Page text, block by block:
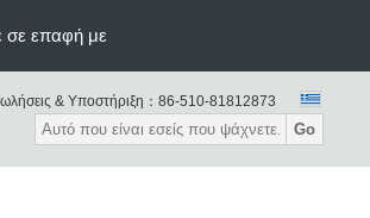
σε επαφή με
& Υποστήριξη： 86-510-81812873
Go